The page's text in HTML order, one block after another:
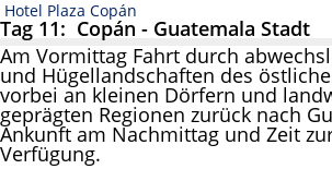
Hotel Plaza Copán
Tag 11: Copán - Guatemala Stadt
Am Vormittag Fahrt durch
und Hügellandschaften des
vorbei an kleinen Dörfern und
geprägten Regionen zurück nach
Ankunft am Nachmittag und Zeit
Verfügung.